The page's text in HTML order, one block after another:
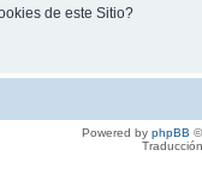
de este Sitio?
Powered by phpBB